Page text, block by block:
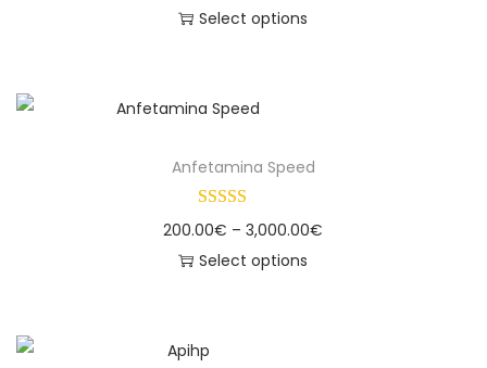
Select options
Anfetamina Speed
200.00€ – 3,000.00€
Select options